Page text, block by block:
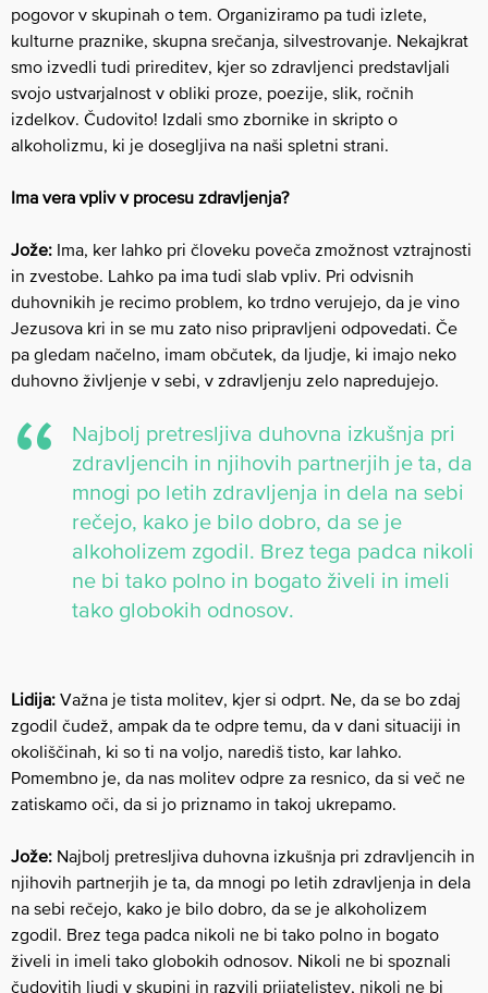
pogovor v skupinah o tem. Organiziramo pa tudi izlete,
kulturne praznike, skupna srečanja, silvestrovanje. Nekajkrat
smo izvedli tudi prireditev, kjer so zdravljenci predstavljali
svojo ustvarjalnost v obliki proze, poezije, slik, ročnih
izdelkov. Čudovito! Izdali smo zbornike in skripto o
alkoholizmu, ki je dosegljiva na naši spletni strani.
Ima vera vpliv v procesu zdravljenja?
Jože: Ima, ker lahko pri človeku poveča zmožnost vztrajnosti
in zvestobe. Lahko pa ima tudi slab vpliv. Pri odvisnih
duhovnikih je recimo problem, ko trdno verujejo, da je vino
Jezusova kri in se mu zato niso pripravljeni odpovedati. Če
pa gledam načelno, imam občutek, da ljudje, ki imajo neko
duhovno življenje v sebi, v zdravljenju zelo napredujejo.
Najbolj pretresljiva duhovna izkušnja pri
zdravljencih in njihovih partnerjih je ta, da
mnogi po letih zdravljenja in dela na sebi
rečejo, kako je bilo dobro, da se je
alkoholizem zgodil. Brez tega padca nikoli
ne bi tako polno in bogato živeli in imeli
tako globokih odnosov.
Lidija: Važna je tista molitev, kjer si odprt. Ne, da se bo zdaj
zgodil čudež, ampak da te odpre temu, da v dani situaciji in
okoliščinah, ki so ti na voljo, narediš tisto, kar lahko.
Pomembno je, da nas molitev odpre za resnico, da si več ne
zatiskamo oči, da si jo priznamo in takoj ukrepamo.
Jože: Najbolj pretresljiva duhovna izkušnja pri zdravljencih in
njihovih partnerjih je ta, da mnogi po letih zdravljenja in dela
na sebi rečejo, kako je bilo dobro, da se je alkoholizem
zgodil. Brez tega padca nikoli ne bi tako polno in bogato
živeli in imeli tako globokih odnosov. Nikoli ne bi spoznali
čudovitih ljudi v skupini in razvili prijateljstev, nikoli ne bi